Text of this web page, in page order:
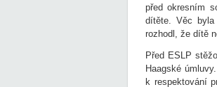
před okresním
dítěte. Věc byla
rozhodl, že dítě
Před ESLP
Haagské
k respektování